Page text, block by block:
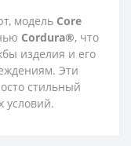
модель Core
Cordura®, что
изделия и его
Эти
стильный
условий.